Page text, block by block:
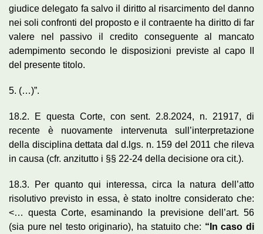
giudice delegato fa salvo il diritto al risarcimento del danno
nei soli confronti del proposto e il contraente ha diritto di far
valere nel passivo il credito conseguente al mancato
adempimento secondo le disposizioni previste al capo II
del presente titolo.
5. (…)”.
18.2. E questa Corte, con sent. 2.8.2024, n. 21917, di
recente è nuovamente intervenuta sull’interpretazione
della disciplina dettata dal d.lgs. n. 159 del 2011 che rileva
in causa (cfr. anzitutto i §§ 22-24 della decisione ora cit.).
18.3. Per quanto qui interessa, circa la natura dell’atto
risolutivo previsto in essa, è stato inoltre considerato che:
<… questa Corte, esaminando la previsione dell’art. 56
(sia pure nel testo originario), ha statuito che: “In caso di